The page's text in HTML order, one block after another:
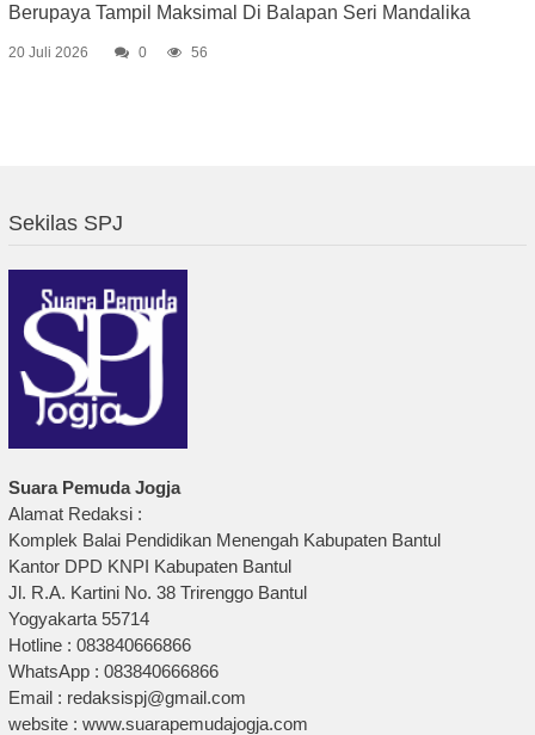
Berupaya Tampil Maksimal Di Balapan Seri Mandalika
20 Juli 2026 0 56
Sekilas SPJ
Suara Pemuda Jogja
Alamat Redaksi :
Komplek Balai Pendidikan Menengah Kabupaten Bantul
Kantor DPD KNPI Kabupaten Bantul
Jl. R.A. Kartini No. 38 Trirenggo Bantul
Yogyakarta 55714
Hotline : 083840666866
WhatsApp : 083840666866
Email : redaksispj@gmail.com
website : www.suarapemudajogja.com